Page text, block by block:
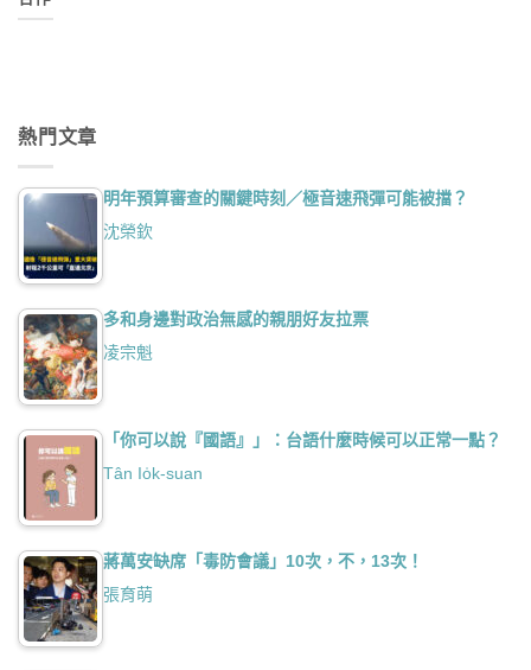
熱門文章
明年預算審查的關鍵時刻／極音速飛彈可能被擋？
沈榮欽
多和身邊對政治無感的親朋好友拉票
凌宗魁
「你可以說『國語』」：台語什麼時候可以正常一點？
Tân Io̍k-suan
蔣萬安缺席「毒防會議」10次，不，13次！
張育萌